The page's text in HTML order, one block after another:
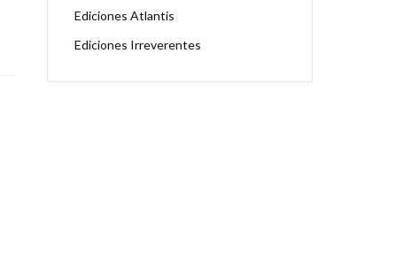
Ediciones Atlantis
Ediciones Irreverentes